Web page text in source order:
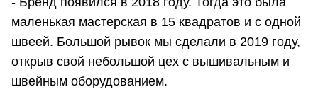
маленькая мастерская в 15 квадратов и с одной
швеей. Большой рывок мы сделали в 2019 году,
открыв свой небольшой цех с вышивальным и
швейным оборудованием.